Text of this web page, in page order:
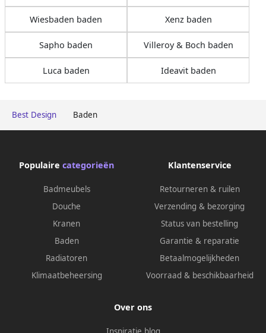
Best Design Baden
Wiesbaden baden Xenz baden
Sapho baden Villeroy & Boch baden
Luca baden Ideavit baden
Populaire categorieën
Badmeubels
Douche
Kranen
Baden
Radiatoren
Klimaatbeheersing
Klantenservice
Retourneren & ruilen
Verzending & bezorging
Status van bestelling
Garantie & reparatie
Betaalmogelijkheden
Voorraad & beschikbaarheid
Over ons